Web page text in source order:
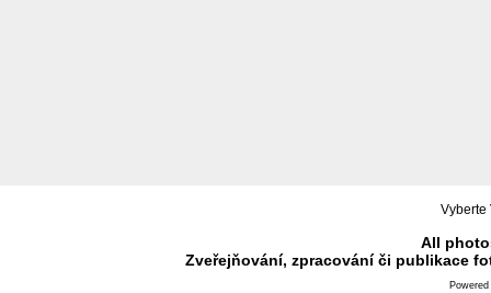
Vyberte
All
Zveřejňování, zpracování či publikace